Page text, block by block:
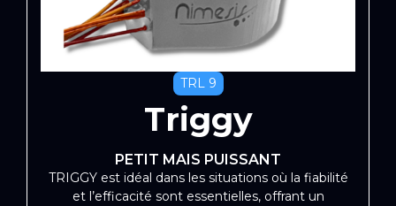
TRL 9
Triggy
PETIT MAIS PUISSANT
TRIGGY est idéal dans les situations où la fiabilité
et l’efficacité sont essentielles, offrant un